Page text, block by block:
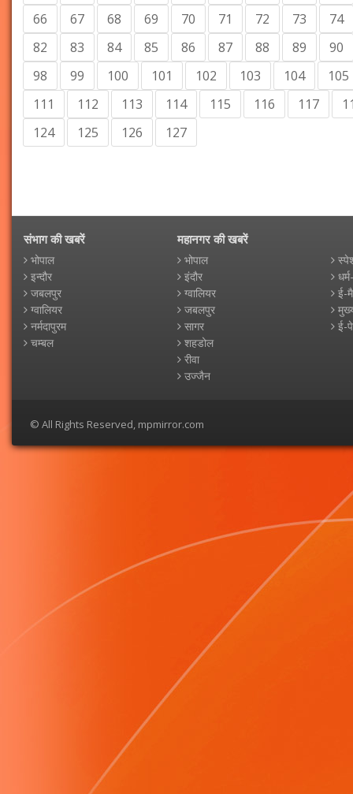
66
67 68 69 70 71 72 73
74
82
83 84 85 86 87 88 89
90
98
99 100 101 102 103 104
105
111
112 113 114 115 116 117
124
125 126 127
संभाग की खबरें
भोपाल
इन्दौर
जबलपुर
ग्वालियर
नर्मदापुरम
चम्बल
महानगर की खबरें
भोपाल
इंदौर
ग्वालियर
जबलपुर
सागर
शहडोल
रीवा
उज्जैन
ई-
ई-
© All Rights Reserved, mpmirror.com